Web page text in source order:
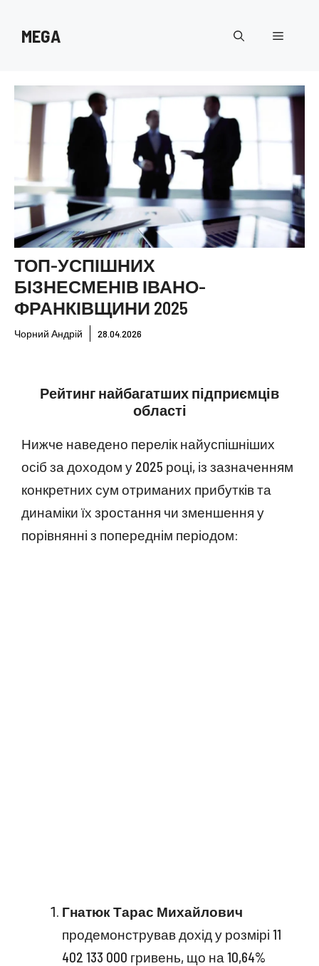
MEGA Меню
ТОП-УСПІШНИХ
БІЗНЕСМЕНІВ ІВАНО-
ФРАНКІВЩИНИ 2025
Чорний Андрій 28.04.2026
Рейтинг найбагатших підприємців
області
Нижче наведено перелік найуспішніших
осіб за доходом у 2025 році, із зазначенням
конкретних сум отриманих прибутків та
динаміки їх зростання чи зменшення у
порівнянні з попереднім періодом:
Гнатюк Тарас Михайлович
продемонстрував дохід у розмірі 11
402 133 000 гривень, що на 10,64%